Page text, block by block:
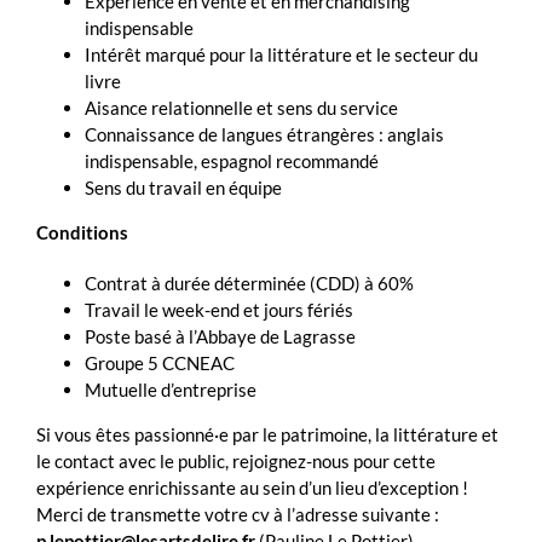
indispensable
Intérêt marqué pour la littérature et le secteur du
livre
Aisance relationnelle et sens du service
Connaissance de langues étrangères : anglais
indispensable, espagnol recommandé
Sens du travail en équipe
Conditions
Contrat à durée déterminée (CDD) à 60%
Travail le week-end et jours fériés
Poste basé à l’Abbaye de Lagrasse
Groupe 5 CCNEAC
Mutuelle d’entreprise
Si vous êtes passionné·e par le patrimoine, la littérature et
le contact avec le public, rejoignez-nous pour cette
expérience enrichissante au sein d’un lieu d’exception !
Merci de transmette votre cv à l’adresse suivante :